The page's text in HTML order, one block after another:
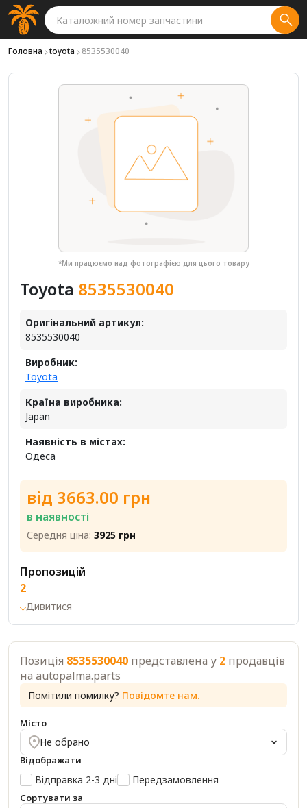
Головна toyota 8535530040
*Ми працюємо над фотографією для цього товару
Toyota 8535530040
Оригінальний артикул:
8535530040
Виробник:
Toyota
Країна виробника:
Japan
Наявність в містах:
Одеса
від 3663.00 грн
в наявності
Середня ціна: 3925 грн
Пропозицій
2
Дивитися
Позиція 8535530040 представлена у 2 продавців
на autopalma.parts
Помітили помилку? Повідомте нам.
Місто
Не обрано
Відображати
Відправка 2-3 дні Передзамовлення
Сортувати за